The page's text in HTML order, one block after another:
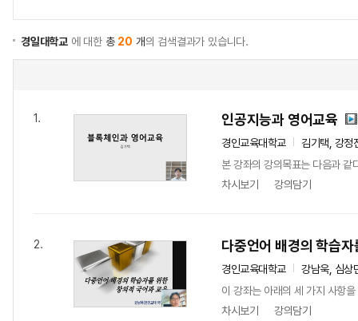
경일대학교 에 대한 총 20 개의 검색결과가 있습니다.
1. 인공지능과 영어교육
경인교육대학교
김기택, 강정
본 강좌의 강의목표는 다음과
차시보기
강의담기
2. 다중언어 배경의 학습
경인교육대학교
강남욱, 심상
이 강좌는 아래의 세 가지 사항
차시보기
강의담기